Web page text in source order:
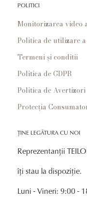
POLITICI
Monitorizarea video
Politica de utilizare
Termeni și conditii
Politica de GDPR
Politica de Avertizori
Protecția
ȚINE LEGĂTURA CU NOI
Reprezentanții
îți stau la dispoziție.
Luni - Vineri: 9:00 -